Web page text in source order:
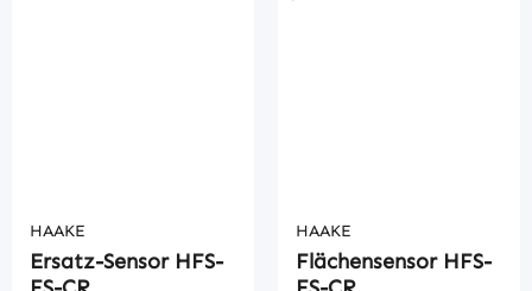
HAAKE
Ersatz-Sensor HFS-
HAAKE
Flächensensor HFS-